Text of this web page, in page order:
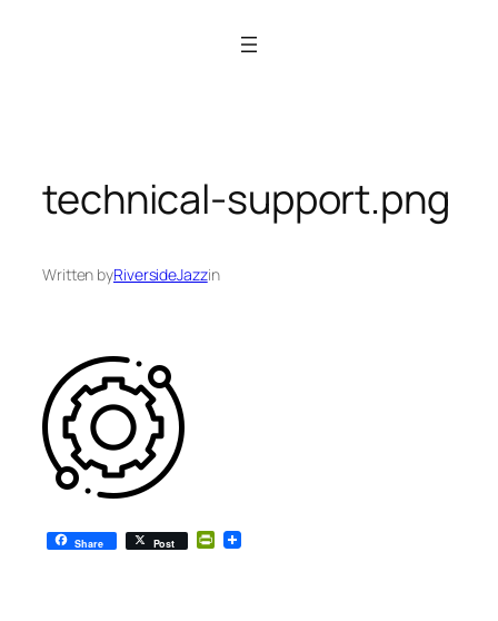
technical-support.png
Written byRiversideJazzin
Share Post PrintFriendly